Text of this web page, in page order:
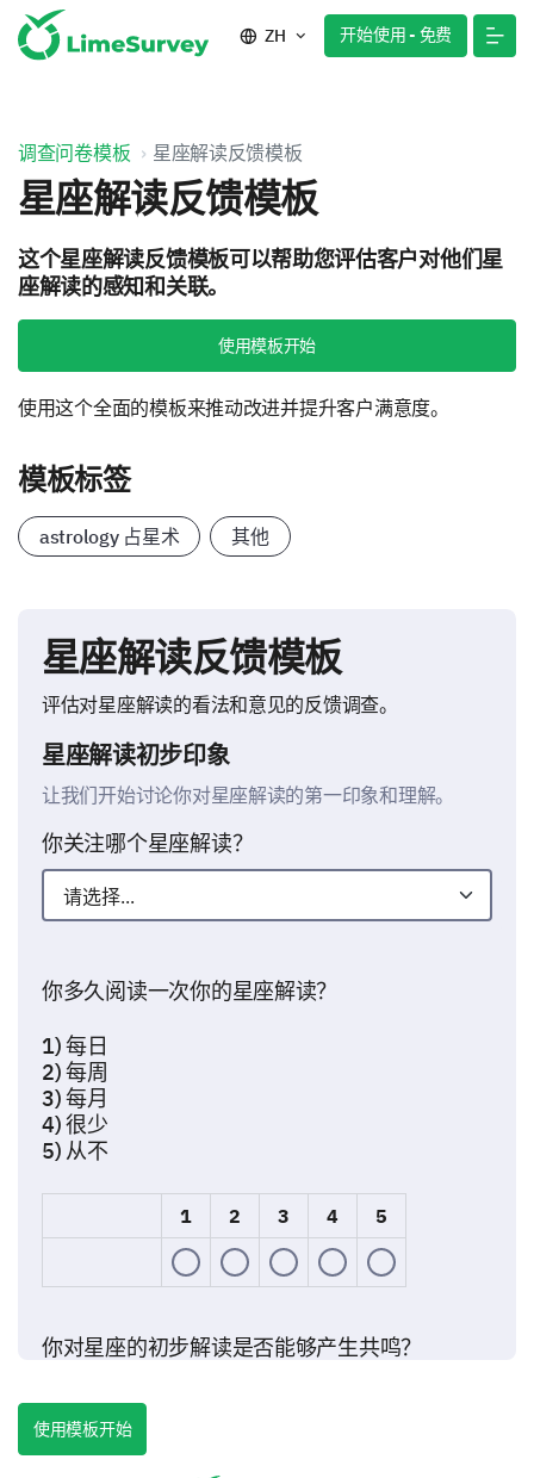
ZH 开始使用 - 免费
调查问卷模板 星座解读反馈模板
星座解读反馈模板
这个星座解读反馈模板可以帮助您评估客户对他们星
座解读的感知和关联。
使用模板开始
使用这个全面的模板来推动改进并提升客户满意度。
模板标签
astrology 占星术 其他
星座解读反馈模板
评估对星座解读的看法和意见的反馈调查。
星座解读初步印象
让我们开始讨论你对星座解读的第一印象和理解。
你关注哪个星座解读？
你多久阅读一次你的星座解读？
1) 每日
2) 每周
3) 每月
4) 很少
5) 从不
1 2 3 4 5
你对星座的初步解读是否能够产生共鸣？
是的
使用模板开始